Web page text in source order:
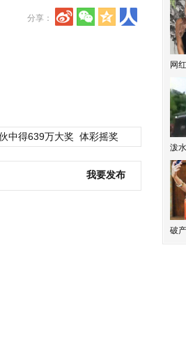
分享：
中得639万大奖 体彩摇奖
我要发布
网
泼
破